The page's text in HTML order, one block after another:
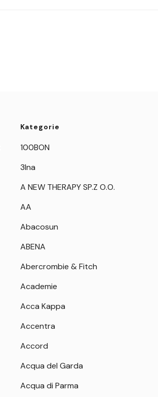
Kategorie
100BON
3Ina
A NEW THERAPY SP.Z O.O.
AA
Abacosun
ABENA
Abercrombie & Fitch
Academie
Acca Kappa
Accentra
Accord
Acqua del Garda
Acqua di Parma